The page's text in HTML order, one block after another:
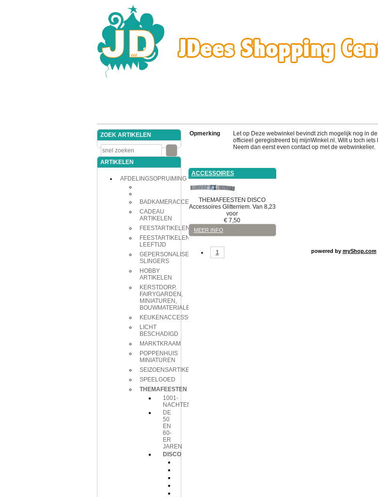
ZOEK ARTIKELEN
ARTIKELEN
AFDELINGSOPRUIMING
BADKAMERACCESSOIRES
CADEAU
ARTIKELEN
FEESTARTIKELEN
FEESTARTIKELEN
LEEFTIJD
GEPERSONALISEERDE
SLINGERS
HOBBY
ARTIKELEN
KERSTDORP,
FAIRYGARDEN,
MINIATUREN,
BOUWMATERIALEN
KEUKENACCESSOIRES
LICHT
BESCHADIGD
MARKTKRAAM
POPPENHUIS
MINIATUREN
SEIZOENSARTIKELEN
SPEELGOED
THEMAFEESTEN
1001-
NACHTEN
DE
50
EN
60-
ER
JAREN
DISCO
Opmerking
Let op Deze webwinkel bevindt zich mogelijk nog in
officieel geregistreerd bij mijnWinkel.nl. Wilt u toch
Neem dan eerst even contact op met de webwinkelier.
ACCESSOIRES
THEMAFEESTEN DISCO
Accessoires Glitterriem. Van 8,23
voor
€7,50
MEER INFO
1 powered by myShop.com